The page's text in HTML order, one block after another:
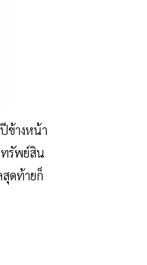
ข้างหน้า
รัพย์สิน
ดท้ายก็